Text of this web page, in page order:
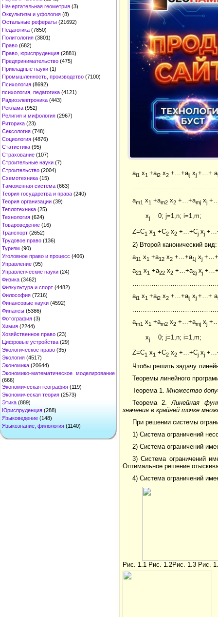
Начертательная геометрия (3)
Оккультизм и уфология (8)
Остальные рефераты (21692)
Педагогика (7850)
Политология (3801)
Право (682)
Право, юриспруденция (2881)
Предпринимательство (475)
Прикладные науки (1)
Промышленность, производство (7100)
Психология (8692)
психология, педагогика (4121)
Радиоэлектроника (443)
Реклама (952)
Религия и мифология (2967)
Риторика (23)
Сексология (748)
Социология (4876)
Статистика (95)
Страхование (107)
Строительные науки (7)
Строительство (2004)
Схемотехника (15)
Таможенная система (663)
Теория государства и права (240)
Теория организации (39)
Теплотехника (25)
Технология (624)
Товароведение (16)
Транспорт (2652)
Трудовое право (136)
Туризм (90)
Уголовное право и процесс (406)
Управление (95)
Управленческие науки (24)
Физика (3462)
Физкультура и спорт (4482)
Философия (7216)
Финансовые науки (4592)
Финансы (5386)
Фотография (3)
Химия (2244)
Хозяйственное право (23)
Цифровые устройства (29)
Экологическое право (35)
Экология (4517)
Экономика (20644)
Экономико-математическое моделирование
(666)
Экономическая география (119)
Экономическая теория (2573)
Этика (889)
Юриспруденция (288)
Языковедение (148)
Языкознание, филология (1140)
ai1 x1 +ai2 x2 +…+aij xj +…+ a
am1 x1 +am2 x2 +…+amj xj
xj 0; j=1,n; i=1,m;
Z=C1 x1 +C2 x2 +…+Cj xj
2) Второй канонический вид:
a11 x1 +a12 x2 +…+a1j xj
a21 x1 +a22 x2 +…+a2j xj
ai1 x1 +ai2 x2 +…+aij xj +…+ a
am1 x1 +am2 x2 +…+amj xj
xj 0; j=1,n; i=1,m;
Z=C1 x1 +C2 x2 +…+Cj xj
Чтобы решить задачу
Теоремы линейного
Теорема 1. Множество
Теорема 2.Линейная
значения в крайней точке
При решении системы
1) Система ограничений
2) Система ограничений
3) Система ограничений
Оптимальное решение
4) Система ограничений
Рис. 1.1 Рис. 1.2Рис. 1.3 Рис.